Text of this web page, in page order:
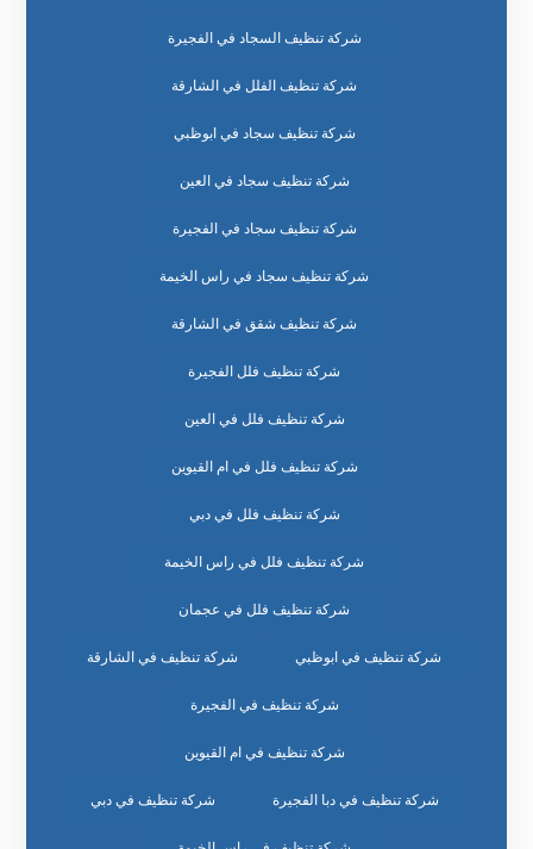
شركة تنظيف السجاد في الفجيرة
شركة تنظيف الفلل في الشارقة
شركة تنظيف سجاد في ابوظبي
شركة تنظيف سجاد في العين
شركة تنظيف سجاد في الفجيرة
شركة تنظيف سجاد في راس الخيمة
شركة تنظيف شقق في الشارقة
شركة تنظيف فلل الفجيرة
شركة تنظيف فلل في العين
شركة تنظيف فلل في ام القيوين
شركة تنظيف فلل في دبي
شركة تنظيف فلل في راس الخيمة
شركة تنظيف فلل في عجمان
شركة تنظيف في ابوظبي شركة تنظيف في الشارقة
شركة تنظيف في الفجيرة
شركة تنظيف في ام القيوين
شركة تنظيف في دبا الفجيرة شركة تنظيف في دبي